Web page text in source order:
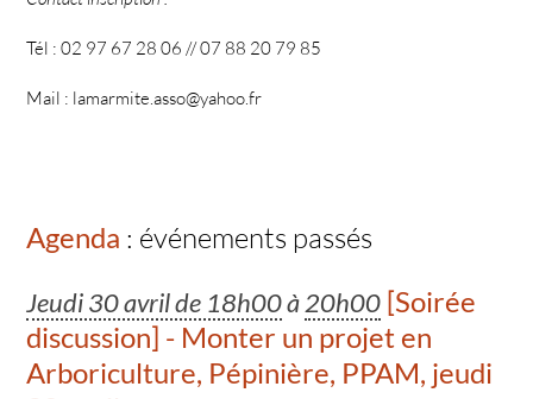
Tél : 02 97 67 28 06 // 07 88 20 79 85
Mail : lamarmite.asso@yahoo.fr
Agenda : événements passés
Jeudi 30 avril de 18h00à20h00 [Soirée
discussion] - Monter un projet en
Arboriculture, Pépinière, PPAM, jeudi